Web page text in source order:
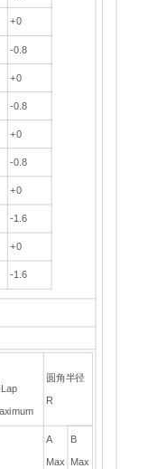
+0
-0.8
+0
-0.8
+0
-0.8
+0
-1.6
+0
-1.6
圆角半径
R
A
Max
B
Max